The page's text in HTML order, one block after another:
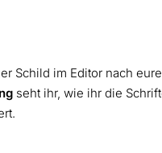
Schild im Editor nach
seht ihr, wie ihr die